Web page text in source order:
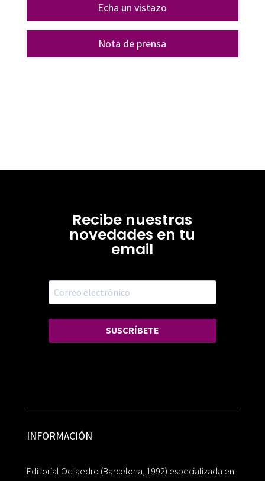
Echa un vistazo
Nota de prensa
Recibe nuestras
novedades en tu
email
SUSCRÍBETE
INFORMACIÓN
Editorial Octaedro (Barcelona, 1992) especializada en